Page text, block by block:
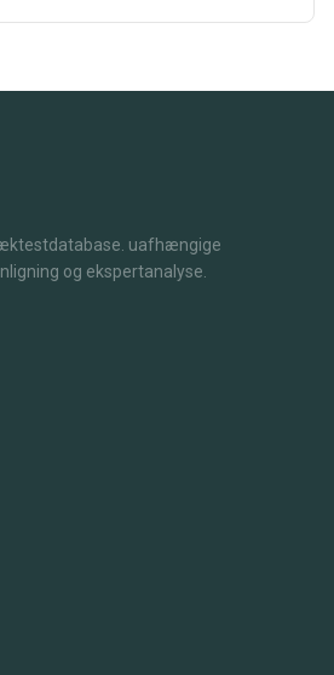
uafhængige
og ekspertanalyse.